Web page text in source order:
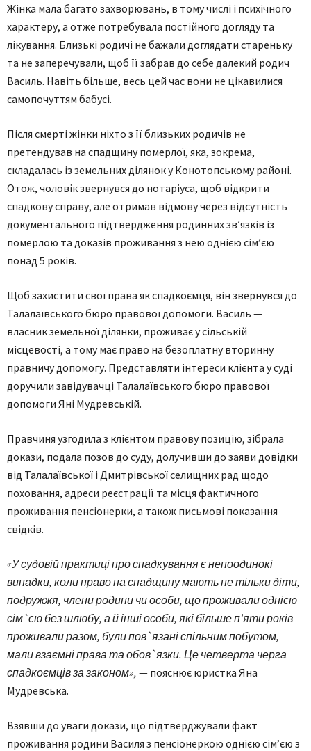
Жінка мала багато захворювань, в тому числі і психічного
характеру, а отже потребувала постійного догляду та
лікування. Близькі родичі не бажали доглядати стареньку
та не заперечували, щоб її забрав до себе далекий родич
Василь. Навіть більше, весь цей час вони не цікавилися
самопочуттям бабусі.
Після смерті жінки ніхто з її близьких родичів не
претендував на спадщину померлої, яка, зокрема,
складалась із земельних ділянок у Конотопському районі.
Отож, чоловік звернувся до нотаріуса, щоб відкрити
спадкову справу, але отримав відмову через відсутність
документального підтвердження родинних зв’язків із
померлою та доказів проживання з нею однією сім’єю
понад 5 років.
Щоб захистити свої права як спадкоємця, він звернувся до
Талалаївського бюро правової допомоги. Василь —
власник земельної ділянки, проживає у сільській
місцевості, а тому має право на безоплатну вторинну
правничу допомогу. Представляти інтереси клієнта у суді
доручили завідувачці Талалаївського бюро правової
допомоги Яні Мудревській.
Правчиня узгодила з клієнтом правову позицію, зібрала
докази, подала позов до суду, долучивши до заяви довідки
від Талалаївської і Дмитрівської селищних рад щодо
поховання, адреси реєстрації та місця фактичного
проживання пенсіонерки, а також письмові показання
свідків.
«У судовій практиці про спадкування є непоодинокі
випадки, коли право на спадщину мають не тільки діти,
подружжя, члени родини чи особи, що проживали однією
сім`єю без шлюбу, а й інші особи, які більше п’яти років
проживали разом, були пов`язані спільним побутом,
мали взаємні права та обов`язки. Це четверта черга
спадкоємців за законом», — пояснює юристка Яна
Мудревська.
Взявши до уваги докази, що підтверджували факт
проживання родини Василя з пенсіонеркою однією сім’єю з